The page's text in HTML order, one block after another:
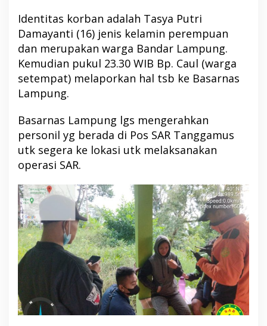
Identitas korban adalah Tasya Putri
Damayanti (16) jenis kelamin perempuan
dan merupakan warga Bandar Lampung.
Kemudian pukul 23.30 WIB Bp. Caul (warga
setempat) melaporkan hal tsb ke Basarnas
Lampung.
Basarnas Lampung lgs mengerahkan
personil yg berada di Pos SAR Tanggamus
utk segera ke lokasi utk melaksanakan
operasi SAR.